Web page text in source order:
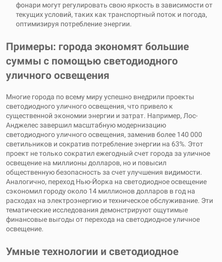
фонари могут регулировать свою яркость в зависимости от
текущих условий, таких как транспортный поток и погода,
оптимизируя потребление энергии.
Примеры: города экономят большие
суммы с помощью светодиодного
уличного освещения
Многие города по всему миру успешно внедрили проекты
светодиодного уличного освещения, что привело к
существенной экономии энергии и затрат. Например, Лос-
Анджелес завершил масштабную модернизацию
светодиодного уличного освещения, заменив более 140 000
светильников и сократив потребление энергии на 63%. Этот
проект не только сократил ежегодный счет города за уличное
освещение на миллионы долларов, но и повысил
общественную безопасность за счет улучшения видимости.
Аналогично, переход Нью-Йорка на светодиодное освещение
сэкономил городу около 14 миллионов долларов в год на
расходах на электроэнергию и техническое обслуживание. Эти
тематические исследования демонстрируют ощутимые
финансовые выгоды от перехода на светодиодное уличное
освещение.
Умные технологии и светодиодное